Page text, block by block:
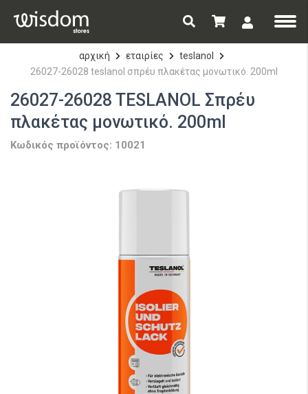
αρχική εταιρίες
teslanol
26027-26028 teslanol σπρέυ πλακέτας μονωτικό. 200ml
26027-26028 TESLANOL Σπρέυ
πλακέτας μονωτικό. 200ml
Κωδικός προϊόντος: 10021